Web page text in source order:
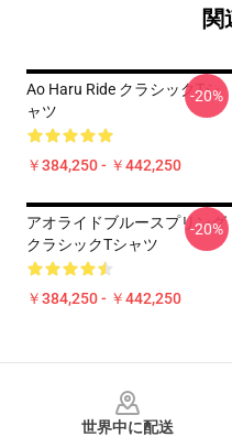
関
Ao Haru Ride クラシックTシ
ャツ
￥384,250 - ￥442,250
-20%
アオライドブルースプリング
クラシックTシャツ
￥384,250 - ￥442,250
-20%
世界中に配送